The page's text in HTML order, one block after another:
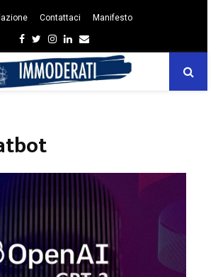
Contattaci Manifesto
Facebook
Twitter
Instagram
Linkedin
Email